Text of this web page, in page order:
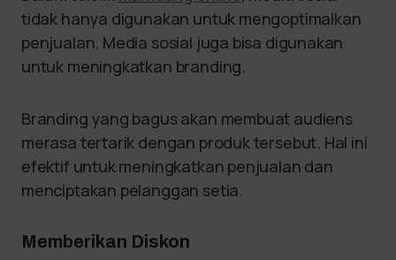
tidak hanya digunakan untuk mengoptimalkan
penjualan. Media sosial juga bisa digunakan
untuk meningkatkan branding.
Branding yang bagus akan membuat audiens
merasa tertarik dengan produk tersebut. Hal ini
efektif untuk meningkatkan penjualan dan
menciptakan pelanggan setia.
Memberikan Diskon